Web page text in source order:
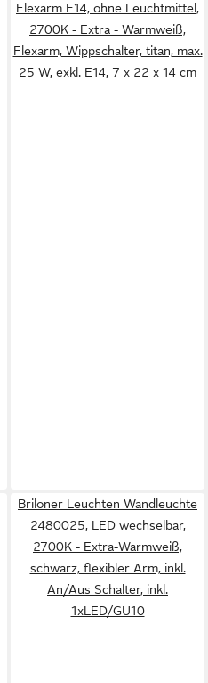
Flexarm E14, ohne Leuchtmittel,
2700K - Extra - Warmweiß,
Flexarm, Wippschalter, titan, max.
25 W, exkl. E14, 7 x 22 x 14 cm
Briloner Leuchten Wandleuchte
2480025, LED wechselbar,
2700K - Extra-Warmweiß,
schwarz, flexibler Arm, inkl.
An/Aus Schalter, inkl.
1xLED/GU10